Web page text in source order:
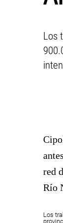
Los
red
Río
Los